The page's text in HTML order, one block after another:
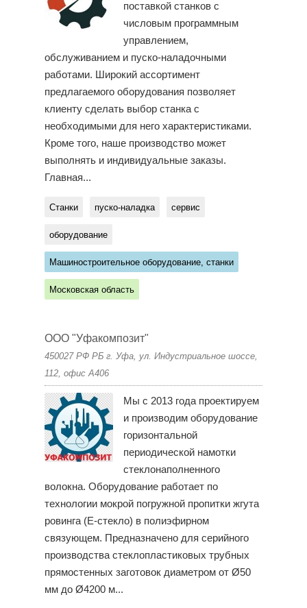
поставкой станков с
числовым программным
управлением,
обслуживанием и пуско-наладочными
работами. Широкий ассортимент
предлагаемого оборудования позволяет
клиенту сделать выбор станка с
необходимыми для него характеристиками.
Кроме того, наше производство может
выполнять и индивидуальные заказы.
Главная...
Станки пуско-наладка сервис
оборудование
Машиностроительное оборудование, станки
Московская область
ООО "Уфакомпозит"
450027 РФ РБ г. Уфа, ул. Индустриальное шоссе,
112, офис А406
Мы с 2013 года проектируем
и производим оборудование
горизонтальной
периодической намотки
стеклонаполненного
волокна. Оборудование работает по
технологии мокрой погружной пропитки жгута
ровинга (Е-стекло) в полиэфирном
связующем. Предназначено для серийного
производства стеклопластиковых трубных
прямостенных заготовок диаметром от Ø50
мм до Ø4200 м...